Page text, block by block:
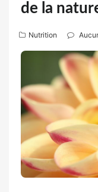
de la
Nutrition